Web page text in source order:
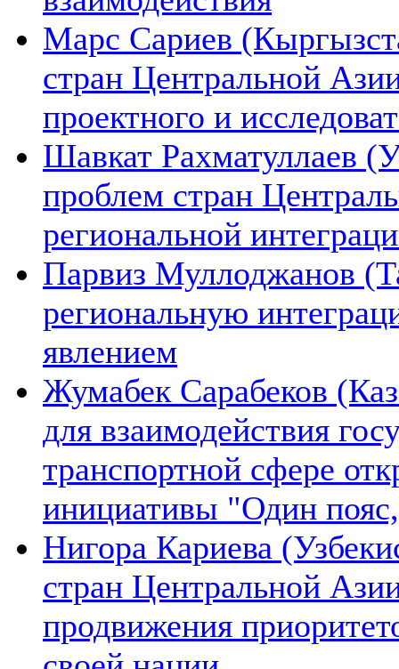
Марс Сариев
стран Центральной
проектного и
Шавкат Рахматуллаев
проблем стран
региональной
Парвиз Муллоджанов
региональную
явлением
Жумабек Сарабеков
для взаимодействия
транспортной сфере
инициативы "Один
Нигора Кариева
стран Центральной
продвижения